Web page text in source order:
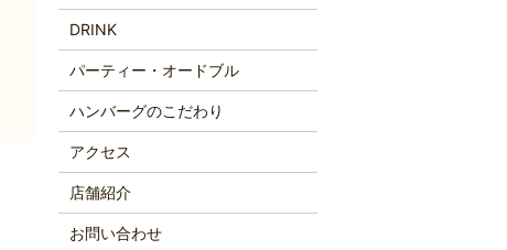
DRINK
パーティー・オードブル
ハンバーグのこだわり
アクセス
店舗紹介
お問い合わせ